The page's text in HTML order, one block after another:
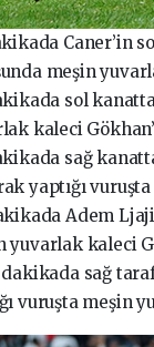
Caner’in
meşin
sol
kaleci
sağ
yaptığı
Adem
yuvarlak kaleci
dakikada sağ
vuruşta meşin